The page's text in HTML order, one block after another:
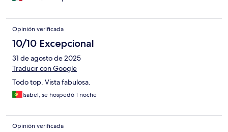
Opinión verificada
10/10 Excepcional
31 de agosto de 2025
Traducir con Google
Todo top. Vista fabulosa.
Isabel, se hospedó 1 noche
Opinión verificada